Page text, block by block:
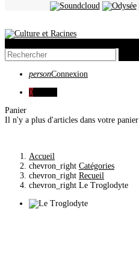
personConnexion
0
Panier
Il n'y a plus d'articles dans votre panier
Accueil
chevron_right Catégories
chevron_right Recueil
chevron_right Le Troglodyte